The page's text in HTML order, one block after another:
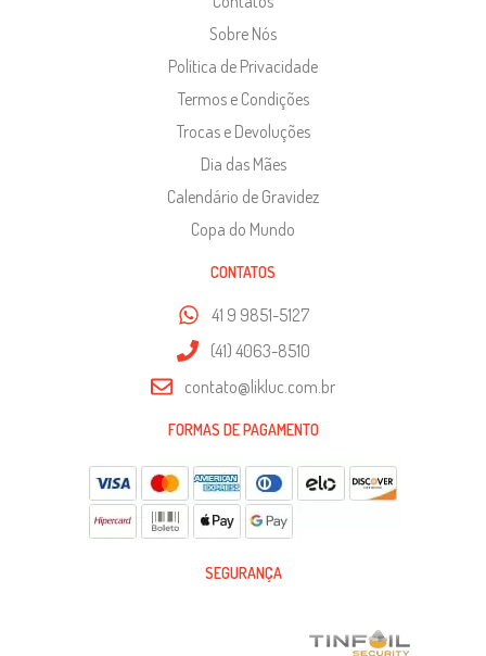
Sobre Nós
Política de Privacidade
Termos e Condições
Trocas e Devoluções
Dia das Mães
Calendário de Gravidez
Copa do Mundo
CONTATOS
41 9 9851-5127
(41) 4063-8510
contato@likluc.com.br
FORMAS DE PAGAMENTO
SEGURANÇA